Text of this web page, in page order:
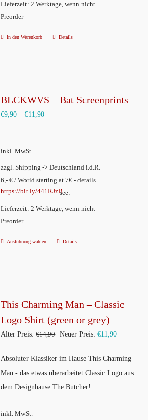
werden
Lieferzeit: 2 Werktage, wenn nicht
Preorder
In den Warenkorb Details
BLCKWVS – Bat Screenprints
€9,90 –€11,90
inkl. MwSt.
zzgl. Shipping -> Deutschland i.d.R.
6,- € / World starting at 7€ - details
see:
https://bit.ly/441RJzB
Lieferzeit: 2 Werktage, wenn nicht
Preorder
Ausführung wählen
Dieses
Varianten
können
auf
der
Details
This Charming Man – Classic
Logo Shirt (green or grey)
Alter Preis: €14,90 Ursprünglicher
war:
€14,90
Neuer Preis: €11,90Aktueller
ist:
€11,90.
Absoluter Klassiker im Hause This Charming
Man - das etwas überarbeitet Classic Logo aus
dem Designhause The Butcher!
inkl. MwSt.